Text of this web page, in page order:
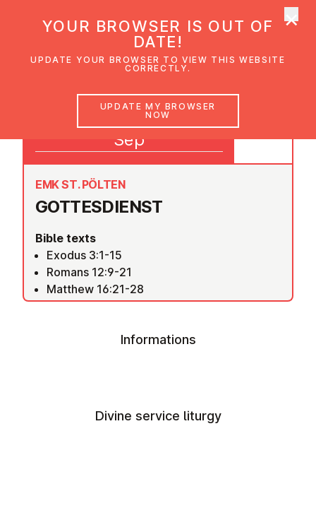
GOTTES­DI­ENST
EMK ST. PÖLTEN
Bible texts
Exodus 3:1-15
Romans 12:9-21
Matthew 16:21-28
03
Sep
Informations
Divine service liturgy
YOUR BROWSER IS OUT OF
DATE!
UPDATE YOUR BROWSER TO VIEW THIS WEBSITE
CORRECTLY.
UPDATE MY BROWSER
NOW
×